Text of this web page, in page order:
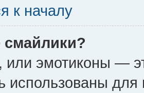
к началу
смайлики?
эмотиконы —
использованы